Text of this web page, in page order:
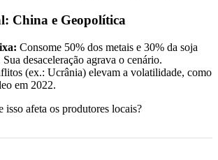
China e Geopolítica
Consome 50% dos metais e 30% da soja
Sua desaceleração agrava o cenário.
(ex.: Ucrânia) elevam a volatilidade, como
em 2022.
isso afeta os produtores locais?